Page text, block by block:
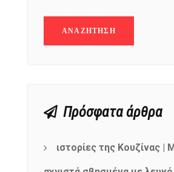
Πρόσφατα άρθρα
ιστορίες της Κουζίνας |